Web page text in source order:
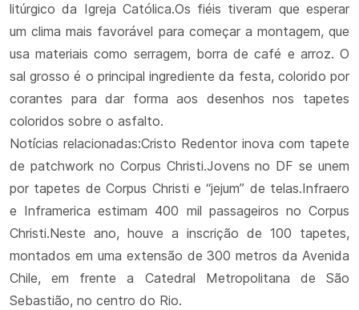
litúrgico da Igreja Católica.Os fiéis tiveram que esperar
um clima mais favorável para começar a montagem, que
usa materiais como serragem, borra de café e arroz. O
sal grosso é o principal ingrediente da festa, colorido por
corantes para dar forma aos desenhos nos tapetes
coloridos sobre o asfalto.
Notícias relacionadas:Cristo Redentor inova com tapete
de patchwork no Corpus Christi.Jovens no DF se unem
por tapetes de Corpus Christi e “jejum” de telas.Infraero
e Inframerica estimam 400 mil passageiros no Corpus
Christi.Neste ano, houve a inscrição de 100 tapetes,
montados em uma extensão de 300 metros da Avenida
Chile, em frente a Catedral Metropolitana de São
Sebastião, no centro do Rio.